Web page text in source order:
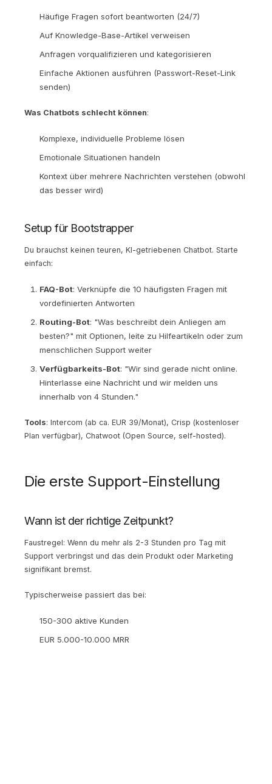
Häufige Fragen sofort beantworten (24/7)
Auf Knowledge-Base-Artikel verweisen
Anfragen vorqualifizieren und kategorisieren
Einfache Aktionen ausführen (Passwort-Reset-Link
senden)
Was Chatbots schlecht können:
Komplexe, individuelle Probleme lösen
Emotionale Situationen handeln
Kontext über mehrere Nachrichten verstehen (obwohl
das besser wird)
Setup für Bootstrapper
Du brauchst keinen teuren, KI-getriebenen Chatbot. Starte
einfach:
FAQ-Bot: Verknüpfe die 10 häufigsten Fragen mit
vordefinierten Antworten
Routing-Bot: "Was beschreibt dein Anliegen am
besten?" mit Optionen, leite zu Hilfeartikeln oder zum
menschlichen Support weiter
Verfügbarkeits-Bot: "Wir sind gerade nicht online.
Hinterlasse eine Nachricht und wir melden uns
innerhalb von 4 Stunden."
Tools: Intercom (ab ca. EUR 39/Monat), Crisp (kostenloser
Plan verfügbar), Chatwoot (Open Source, self-hosted).
Die erste Support-Einstellung
Wann ist der richtige Zeitpunkt?
Faustregel: Wenn du mehr als 2-3 Stunden pro Tag mit
Support verbringst und das dein Produkt oder Marketing
signifikant bremst.
Typischerweise passiert das bei:
150-300 aktive Kunden
EUR 5.000-10.000 MRR